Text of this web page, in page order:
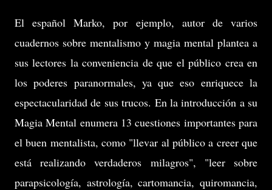
El español Marko, por ejemplo, autor de varios
cuadernos sobre mentalismo y magia mental plantea a
sus lectores la conveniencia de que el público crea en
los poderes paranormales, ya que eso enriquece la
espectacularidad de sus trucos. En la introducción a su
Magia Mental enumera 13 cuestiones importantes para
el buen mentalista, como "llevar al público a creer que
está realizando verdaderos milagros", "leer sobre
parapsicología, astrología, cartomancia, quiromancia,